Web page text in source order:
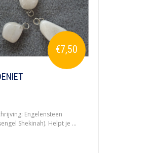
€7,50
Engelensteen
Shekinah). Helpt je ...